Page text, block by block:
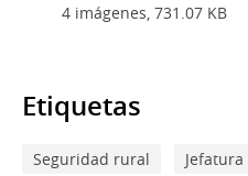
4 imágenes, 731.07 KB
Etiquetas
Seguridad rural